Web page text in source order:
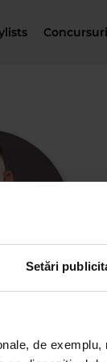
Setări
de
Concursuri